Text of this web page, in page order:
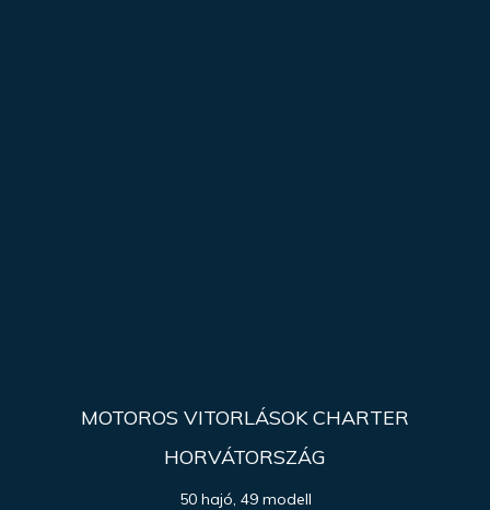
MOTOROS VITORLÁSOK CHARTER
HORVÁTORSZÁG
50 hajó, 49 modell